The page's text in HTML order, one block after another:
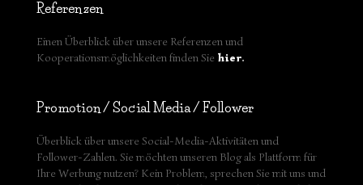
Referenzen
Einen Überblick über unsere Referenzen und
Kooperationsmöglichkeiten finden Sie hier.
Promotion / Social Media / Follower
Überblick über unsere Social-Media-Aktivitäten und
Follower-Zahlen. Sie möchten unseren Blog als Plattform für
Ihre Werbung nutzen? Kein Problem, sprechen Sie mit uns und